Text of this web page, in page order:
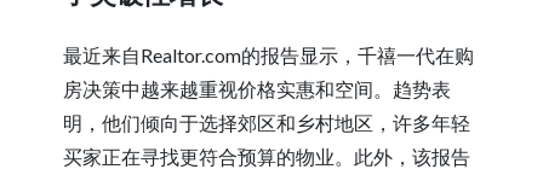
最近来自Realtor.com的报告显示，千禧一代在购
房决策中越来越重视价格实惠和空间。趋势表
明，他们倾向于选择郊区和乡村地区，许多年轻
买家正在寻找更符合预算的物业。此外，该报告